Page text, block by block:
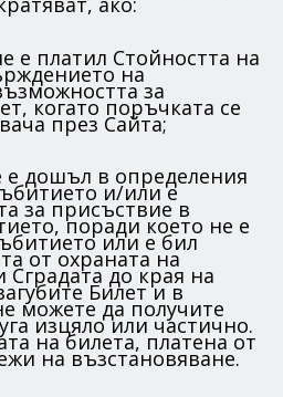
е платил Стойността на
на
за
когато поръчката се
през Сайта;
е дошъл в определения
и/или е
за присъствие в
поради което не е
или е бил
от охраната на
Сградата до края на
Билет и в
можете да получите
изцяло или частично.
на билета, платена от
на възстановяване.